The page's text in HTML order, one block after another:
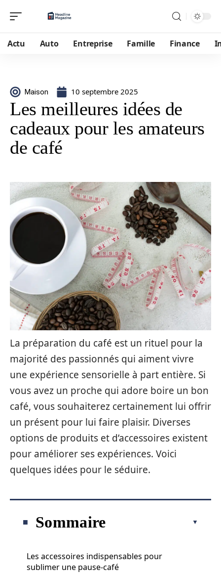
Actu Auto Entreprise Famille Finance
Maison 10 septembre 2025
Les meilleures idées de
cadeaux pour les amateurs
de café
La préparation du café est un rituel pour la
majorité des passionnés qui aiment vivre
une expérience sensorielle à part entière. Si
vous avez un proche qui adore boire un bon
café, vous souhaiterez certainement lui offrir
un présent pour lui faire plaisir. Diverses
options de produits et d’accessoires existent
pour améliorer ses expériences. Voici
quelques idées pour le séduire.
Sommaire
Les accessoires indispensables pour
sublimer une pause-café